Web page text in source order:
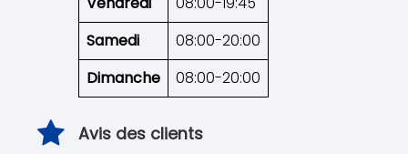
Samedi
08:00-20:00
Dimanche
08:00-20:00
Avis des clients